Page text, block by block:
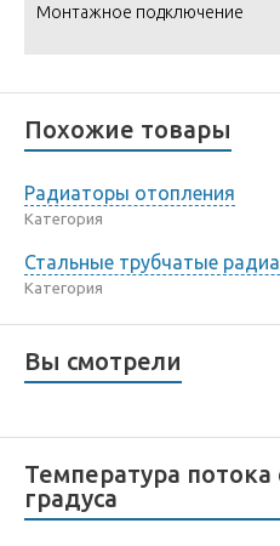
Монтажное подключение
Похожие товары
Радиаторы отопления
Категория
Стальные трубчатые
Категория
Вы смотрели
Температура
градуса